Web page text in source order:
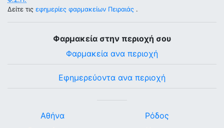
Δείτε τις εφημερίες φαρμακείων Πειραιάς .
Φαρμακεία στην περιοχή σου
Φαρμακεία ανα περιοχή
Εφημερεύοντα ανα περιοχή
Αθήνα
Ρόδος